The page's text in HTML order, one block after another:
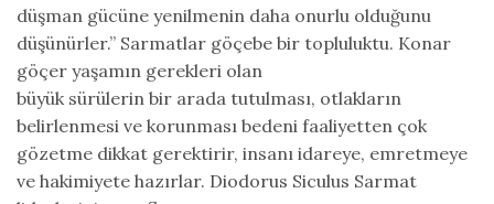
düşman gücüne yenilmenin daha onurlu olduğunu
düşünürler.” Sarmatlar göçebe bir topluluktu. Konar
göçer yaşamın gerekleri olan
büyük sürülerin bir arada tutulması, otlakların
belirlenmesi ve korunması bedeni faaliyetten çok
gözetme dikkat gerektirir, insanı idareye, emretmeye
ve hakimiyete hazırlar. Diodorus Siculus Sarmat